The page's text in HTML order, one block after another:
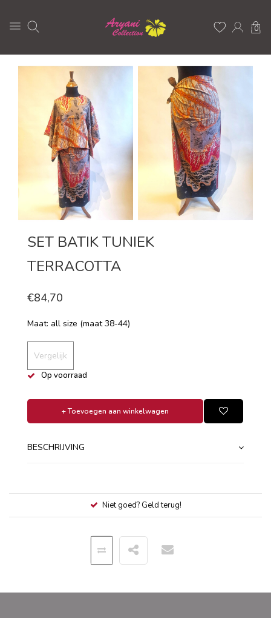
0
SET BATIK TUNIEK
TERRACOTTA
€84,70
Maat: all size (maat 38-44)
Vergelijk
Op voorraad
+ Toevoegen aan winkelwagen
BESCHRIJVING
Niet goed? Geld terug!